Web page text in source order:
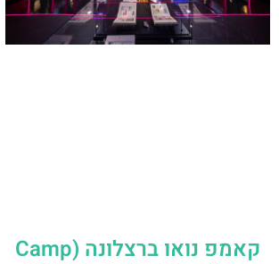
קאמפ נואו ברצלונה (Camp